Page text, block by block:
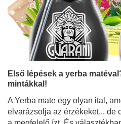
Első lépések a yerba
mintákkal!
A Yerba mate egy olyan ital,
elvarázsolja az érzékeket... de
a megfelelő ízt. És
klasszikus, intenzív paraguayi
finom, enyhén édes brazil
teli gyógynövényes és
hogyan tudod mindezt átlátni,